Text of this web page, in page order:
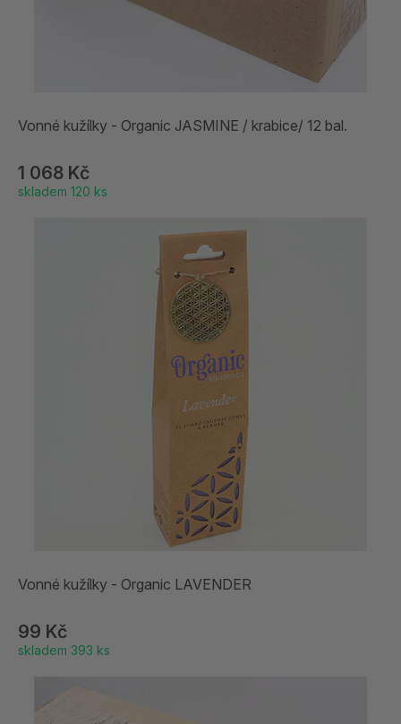
Vonné kužílky - Organic JASMINE / krabice/ 12 bal.
1 068 Kč
skladem 120 ks
Vonné kužílky - Organic LAVENDER
99 Kč
skladem 393 ks